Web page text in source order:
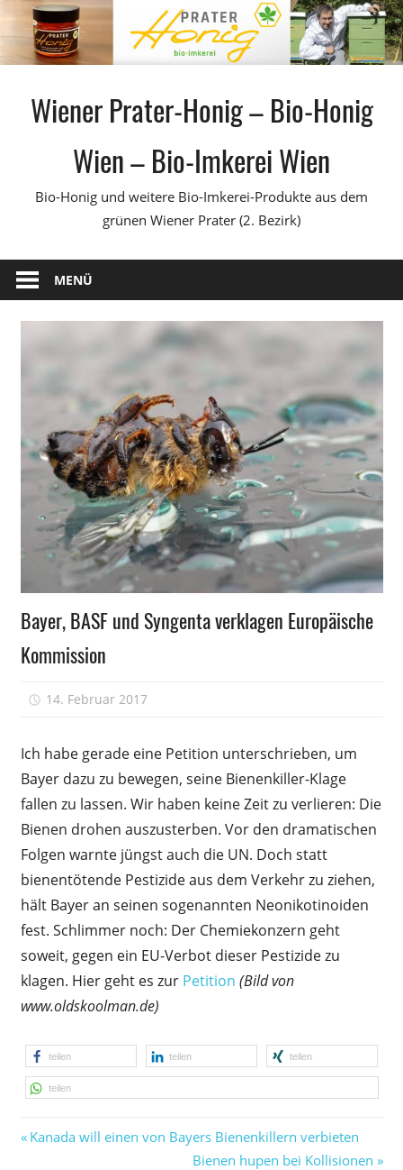
Inhalt
springen
Wiener Prater-Honig – Bio-Honig
Wien – Bio-Imkerei Wien
Bio-Honig und weitere Bio-Imkerei-Produkte aus dem
grünen Wiener Prater (2. Bezirk)
MENÜ
Bienensterben
Bayer, BASF und Syngenta verklagen Europäische
Kommission
14. Februar 2017
Ich habe gerade eine Petition unterschrieben, um
Bayer dazu zu bewegen, seine Bienenkiller-Klage
fallen zu lassen. Wir haben keine Zeit zu verlieren: Die
Bienen drohen auszusterben. Vor den dramatischen
Folgen warnte jüngst auch die UN. Doch statt
bienentötende Pestizide aus dem Verkehr zu ziehen,
hält Bayer an seinen sogenannten Neonikotinoiden
fest. Schlimmer noch: Der Chemiekonzern geht
soweit, gegen ein EU-Verbot dieser Pestizide zu
klagen. Hier geht es zur Petition (Bild von
www.oldskoolman.de)
teilen teilen teilen
teilen
Beitragsnavigation
Vorheriger
Kanada will einen von Bayers Bienenkillern verbieten
Nächster
Bienen hupen bei Kollisionen